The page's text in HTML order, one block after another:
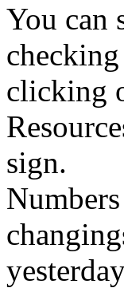
You can
clicking
sign.